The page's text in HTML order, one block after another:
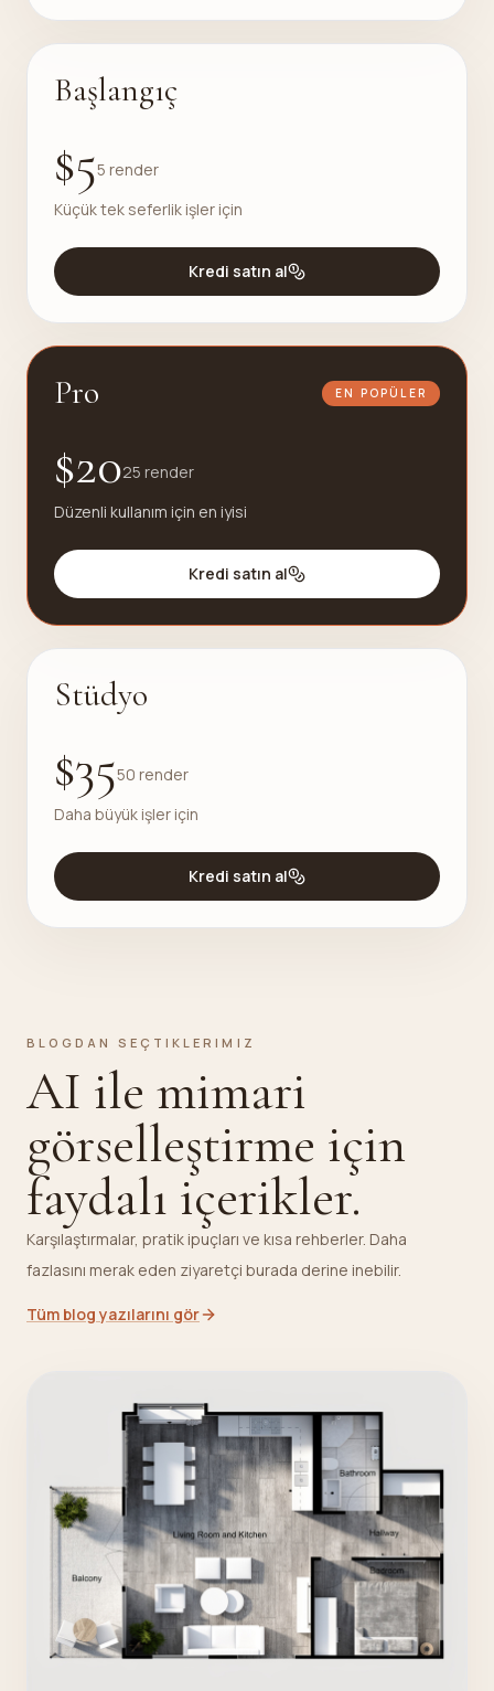
Başlangıç
$55 render
Küçük tek seferlik işler için
Kredi satın al
Pro EN POPÜLER
$2025 render
Düzenli kullanım için en iyisi
Kredi satın al
Stüdyo
$3550 render
Daha büyük işler için
Kredi satın al
BLOGDAN SEÇTIKLERIMIZ
AI ile mimari
görselleştirme için
faydalı içerikler.
Karşılaştırmalar, pratik ipuçları ve kısa rehberler. Daha
fazlasını merak eden ziyaretçi burada derine inebilir.
Tüm blog yazılarını gör